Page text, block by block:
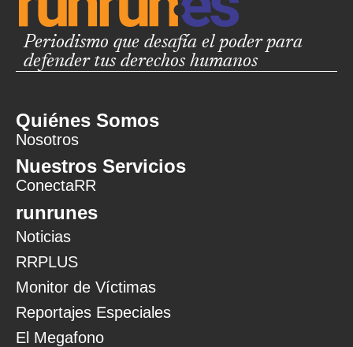
Periodismo que desafía el poder para
defender tus derechos humanos
Quiénes Somos
Nosotros
Nuestros Servicios
ConectaRR
runrunes
Noticias
RRPLUS
Monitor de Víctimas
Reportajes Especiales
El Megafono